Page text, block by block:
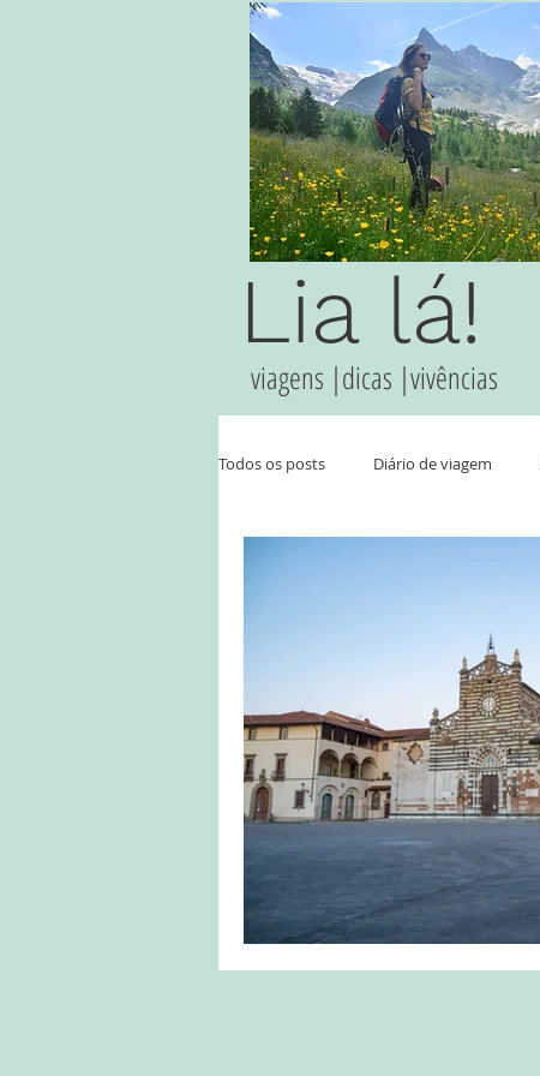
Lia lá!
viagens |dicas |vivências
Todos os posts Diário de viagem